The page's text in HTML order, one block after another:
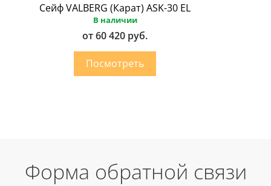
Сейф VALBERG (Карат) ASK-30 EL
В наличии
от 60 420 руб.
Форма обратной связи